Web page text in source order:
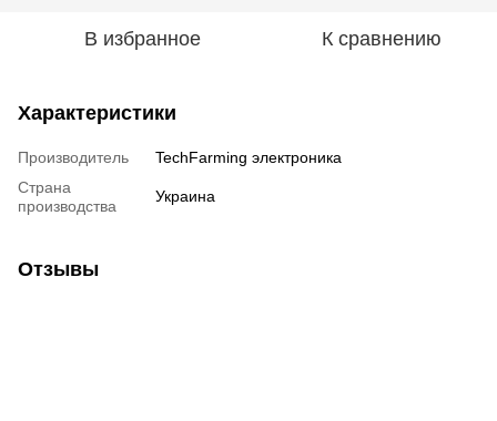
В избранное К сравнению
Характеристики
Производитель
TechFarming электроника
Страна
производства
Украина
Отзывы